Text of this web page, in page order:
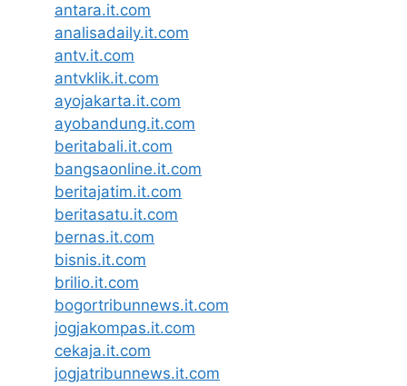
antara.it.com
analisadaily.it.com
antv.it.com
antvklik.it.com
ayojakarta.it.com
ayobandung.it.com
beritabali.it.com
bangsaonline.it.com
beritajatim.it.com
beritasatu.it.com
bernas.it.com
bisnis.it.com
brilio.it.com
bogortribunnews.it.com
jogjakompas.it.com
cekaja.it.com
jogjatribunnews.it.com